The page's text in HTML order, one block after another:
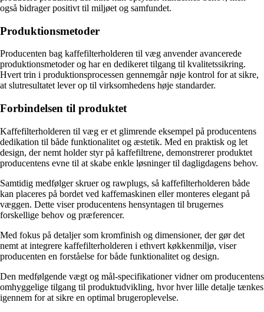
også bidrager positivt til miljøet og samfundet.
Produktionsmetoder
Producenten bag kaffefilterholderen til væg anvender avancerede
produktionsmetoder og har en dedikeret tilgang til kvalitetssikring.
Hvert trin i produktionsprocessen gennemgår nøje kontrol for at sikre,
at slutresultatet lever op til virksomhedens høje standarder.
Forbindelsen til produktet
Kaffefilterholderen til væg er et glimrende eksempel på producentens
dedikation til både funktionalitet og æstetik. Med en praktisk og let
design, der nemt holder styr på kaffefiltrene, demonstrerer produktet
producentens evne til at skabe enkle løsninger til dagligdagens behov.
Samtidig medfølger skruer og rawplugs, så kaffefilterholderen både
kan placeres på bordet ved kaffemaskinen eller monteres elegant på
væggen. Dette viser producentens hensyntagen til brugernes
forskellige behov og præferencer.
Med fokus på detaljer som kromfinish og dimensioner, der gør det
nemt at integrere kaffefilterholderen i ethvert køkkenmiljø, viser
producenten en forståelse for både funktionalitet og design.
Den medfølgende vægt og mål-specifikationer vidner om producentens
omhyggelige tilgang til produktudvikling, hvor hver lille detalje tænkes
igennem for at sikre en optimal brugeroplevelse.